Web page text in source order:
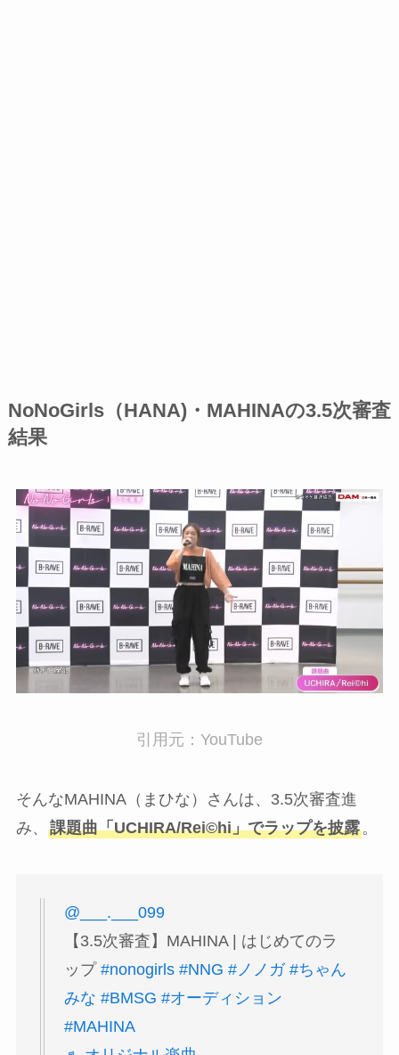
NoNoGirls（HANA)・MAHINAの3.5次審査
結果
引用元：YouTube
そんなMAHINA（まひな）さんは、3.5次審査進
み、 課題曲「UCHIRA/Rei©hi」でラップを披露。
@___.___099
【3.5次審査】MAHINA | はじめてのラ
ップ #nonogirls #NNG #ノノガ #ちゃん
みな #BMSG #オーディション
#MAHINA